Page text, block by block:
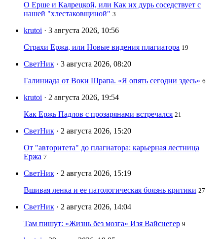
О Ерше и Калрецкой, или Как их дурь соседствует с
нашей "хлестаковщиной" 3
krutoi · 3 августа 2026, 10:56
Страхи Ержа, или Новые видения плагиатора 19
СветНик · 3 августа 2026, 08:20
Галиниада от Воки Шрапа. «Я опять сегодни здесь» 6
krutoi · 2 августа 2026, 19:54
Как Ержь Падлов с прозарянами встречался 21
СветНик · 2 августа 2026, 15:20
От "авторитета" до плагиатора: карьерная лестница
Ержа 7
СветНик · 2 августа 2026, 15:19
Вшивая ленка и ее патологическая боязнь критики 27
СветНик · 2 августа 2026, 14:04
Там пишут: «Жизнь без мозга» Изя Вайснегер 9